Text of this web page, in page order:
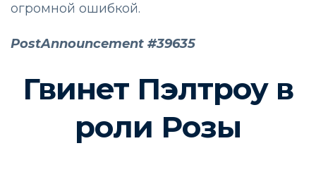
огромной ошибкой.
PostAnnouncement #39635
Гвинет Пэлтроу в
роли Розы